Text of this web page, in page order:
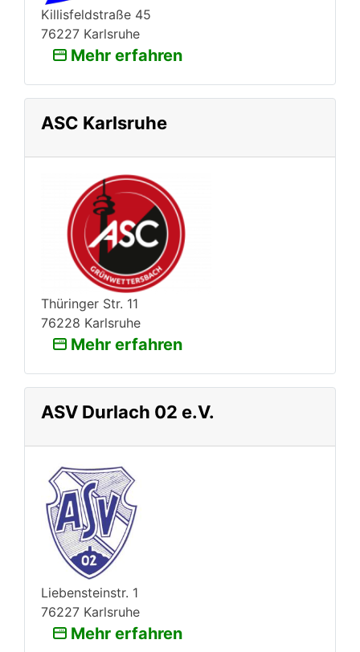
Killisfeldstraße 45
76227 Karlsruhe
Mehr erfahren
ASC Karlsruhe
Thüringer Str. 11
76228 Karlsruhe
Mehr erfahren
ASV Durlach 02 e.V.
Liebensteinstr. 1
76227 Karlsruhe
Mehr erfahren